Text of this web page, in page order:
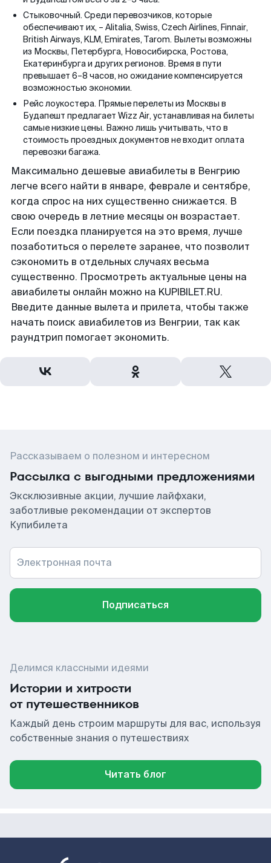
Стыковочный. Среди перевозчиков, которые
обеспечивают их, – Alitalia, Swiss, Czech Airlines, Finnair,
British Airways, KLM, Emirates, Tarom. Вылеты возможны
из Москвы, Петербурга, Новосибирска, Ростова,
Екатеринбурга и других регионов. Время в пути
превышает 6–8 часов, но ожидание компенсируется
возможностью экономии.
Рейс лоукостера. Прямые перелеты из Москвы в
Будапешт предлагает Wizz Air, устанавливая на билеты
самые низкие цены. Важно лишь учитывать, что в
стоимость проездных документов не входит оплата
перевозки багажа.
Максимально дешевые авиабилеты в Венгрию
легче всего найти в январе, феврале и сентябре,
когда спрос на них существенно снижается. В
свою очередь в летние месяцы он возрастает.
Если поездка планируется на это время, лучше
позаботиться о перелете заранее, что позволит
сэкономить в отдельных случаях весьма
существенно. Просмотреть актуальные цены на
авиабилеты онлайн можно на KUPIBILET.RU.
Введите данные вылета и прилета, чтобы также
начать поиск авиабилетов из Венгрии, так как
раундтрип помогает экономить.
Рассказываем о полезном и интересном
Рассылка с выгодными предложениями
Эксклюзивные акции, лучшие лайфхаки,
заботливые рекомендации от экспертов
Купибилета
Электронная почта
Подписаться
Делимся классными идеями
Истории и хитрости
от путешественников
Каждый день строим маршруты для вас, используя
собственные знания о путешествиях
Читать блог